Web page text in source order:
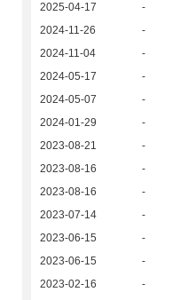
2025-04-17 -
2024-11-26
-
2024-11-04
-
2024-05-17
-
2024-05-07
-
2024-01-29
-
2023-08-21
-
2023-08-16
-
2023-08-16
-
2023-07-14
-
2023-06-15
-
2023-06-15
-
2023-02-16
-